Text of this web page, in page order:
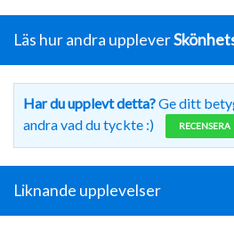
Läs hur andra upplever
Har du upplevt detta?Ge ditt
andra vad du tyckte :)
RECENSERA
Liknande upplevelser